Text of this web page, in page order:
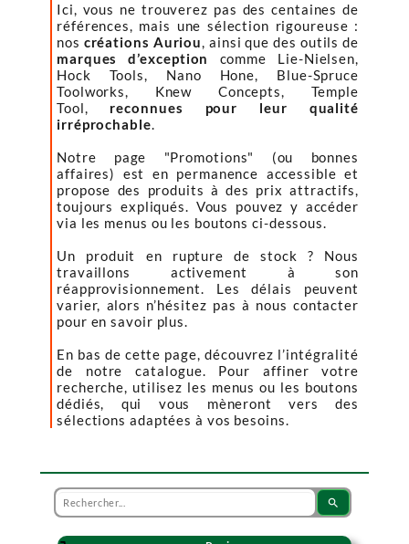
Ici, vous ne trouverez pas des centaines de
références, mais une sélection rigoureuse :
nos créations Auriou, ainsi que des outils de
marques d’exception
comme Lie-Nielsen,
Hock Tools, Nano Hone, Blue-Spruce
Toolworks, Knew Concepts, Temple
Tool, reconnues pour leur qualité
irréprochable.
Notre page "Promotions" (ou bonnes
affaires) est en permanence accessible et
propose des produits à des prix attractifs,
toujours expliqués. Vous pouvez y accéder
via les menus ou les boutons ci-dessous.
Un produit en rupture de stock ? Nous
travaillons activement à son
réapprovisionnement. Les délais peuvent
varier, alors n’hésitez pas à nous contacter
pour en savoir plus.
En bas de cette page, découvrez l’intégralité
de notre catalogue. Pour affiner votre
recherche, utilisez les menus ou les boutons
dédiés, qui vous mèneront vers des
sélections adaptées à vos besoins.
search